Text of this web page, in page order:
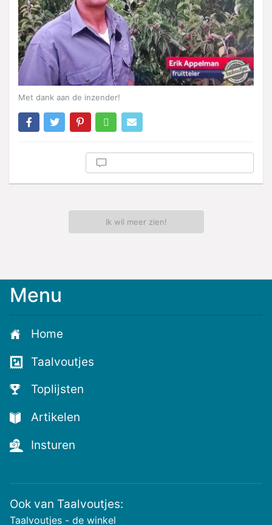
Met dank aan de inzender!
Ik wil meer zien!
Meld
voor
de
nieuwste
voutjes
en
de
voutste
nieuwtjes!
Menu
Home
Taalvoutjes
Toplijsten
Artikelen
Insturen
Ook van Taalvoutjes:
Taalvoutjes - de winkel